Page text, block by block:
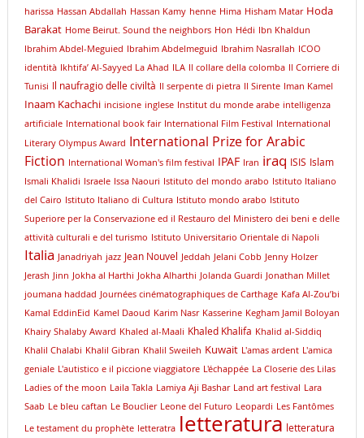
harissa Hassan Abdallah Hassan Kamy henne Hima Hisham Matar Hoda
Barakat Home Beirut. Sound the neighbors Hon Hédi Ibn Khaldun
Ibrahim Abdel-Meguied Ibrahim Abdelmeguid Ibrahim Nasrallah ICOO
identità Ikhtifa’ Al-Sayyed La Ahad ILA Il collare della colomba Il Corriere di
Tunisi Il naufragio delle civiltà Il serpente di pietra Il Sirente Iman Kamel
Inaam Kachachi incisione inglese Institut du monde arabe intelligenza
artificiale International book fair International Film Festival International
Literary Olympus Award International Prize for Arabic
Fiction International Woman's film festival IPAF Iran iraq ISIS Islam
Ismali Khalidi Israele Issa Naouri Istituto del mondo arabo Istituto Italiano
del Cairo Istituto Italiano di Cultura Istituto mondo arabo Istituto
Superiore per la Conservazione ed il Restauro del Ministero dei beni e delle
attività culturali e del turismo Istituto Universitario Orientale di Napoli
Italia Janadriyah jazz Jean Nouvel Jeddah Jelani Cobb Jenny Holzer
Jerash Jinn Jokha al Harthi Jokha Alharthi Jolanda Guardi Jonathan Millet
joumana haddad Journées cinématographiques de Carthage Kafa Al-Zou’bi
Kamal EddinEid Kamel Daoud Karim Nasr Kasserine Kegham Jamil Boloyan
Khairy Shalaby Award Khaled al-Maali Khaled Khalifa Khalid al-Siddiq
Khalil Chalabi Khalil Gibran Khalil Sweileh Kuwait L'amas ardent L'amica
geniale L'autistico e il piccione viaggiatore L'échappée La Closerie des Lilas
Ladies of the moon Laila Takla Lamiya Aji Bashar Land art festival Lara
Saab Le bleu caftan Le Bouclier Leone del Futuro Leopardi Les Fantômes
Le testament du prophète letteratra letteratura letteratura